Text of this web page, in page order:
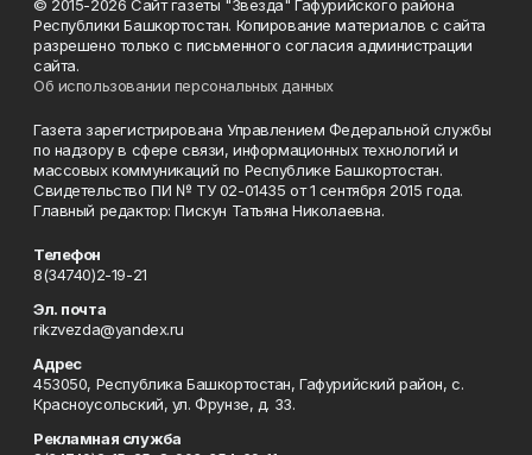
© 2015-2026 Сайт газеты "Звезда" Гафурийского района
Республики Башкортостан. Копирование материалов с сайта
разрешено только с письменного согласия администрации
сайта.
Об использовании персональных данных
Газета зарегистрирована Управлением Федеральной службы
по надзору в сфере связи, информационных технологий и
массовых коммуникаций по Республике Башкортостан.
Свидетельство ПИ № ТУ 02-01435 от 1 сентября 2015 года.
Главный редактор: Пискун Татьяна Николаевна.
Телефон
8(34740)2-19-21
Эл. почта
rikzvezda@yandex.ru
Адрес
453050, Республика Башкортостан, Гафурийский район, с.
Красноусольский, ул. Фрунзе, д. 33.
Рекламная служба